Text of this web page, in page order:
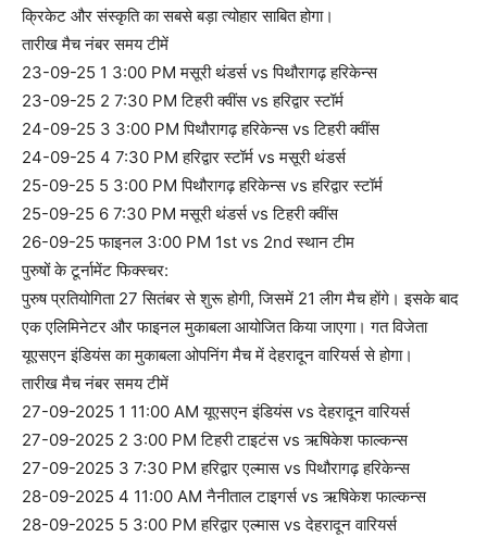
क्रिकेट और संस्कृति का सबसे बड़ा त्योहार साबित होगा।
तारीख मैच नंबर समय टीमें
23-09-25 1 3:00 PM मसूरी थंडर्स vs पिथौरागढ़ हरिकेन्स
23-09-25 2 7:30 PM टिहरी क्वींस vs हरिद्वार स्टॉर्म
24-09-25 3 3:00 PM पिथौरागढ़ हरिकेन्स vs टिहरी क्वींस
24-09-25 4 7:30 PM हरिद्वार स्टॉर्म vs मसूरी थंडर्स
25-09-25 5 3:00 PM पिथौरागढ़ हरिकेन्स vs हरिद्वार स्टॉर्म
25-09-25 6 7:30 PM मसूरी थंडर्स vs टिहरी क्वींस
26-09-25 फाइनल 3:00 PM 1st vs 2nd स्थान टीम
पुरुषों के टूर्नामेंट फिक्स्चर:
पुरुष प्रतियोगिता 27 सितंबर से शुरू होगी, जिसमें 21 लीग मैच होंगे। इसके बाद
एक एलिमिनेटर और फाइनल मुकाबला आयोजित किया जाएगा। गत विजेता
यूएसएन इंडियंस का मुकाबला ओपनिंग मैच में देहरादून वारियर्स से होगा।
तारीख मैच नंबर समय टीमें
27-09-2025 1 11:00 AM यूएसएन इंडियंस vs देहरादून वारियर्स
27-09-2025 2 3:00 PM टिहरी टाइटंस vs ऋषिकेश फाल्कन्स
27-09-2025 3 7:30 PM हरिद्वार एल्मास vs पिथौरागढ़ हरिकेन्स
28-09-2025 4 11:00 AM नैनीताल टाइगर्स vs ऋषिकेश फाल्कन्स
28-09-2025 5 3:00 PM हरिद्वार एल्मास vs देहरादून वारियर्स